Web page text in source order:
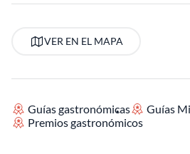
VER EN EL MAPA
Guías gastronómicas
Guías
Premios gastronómicos